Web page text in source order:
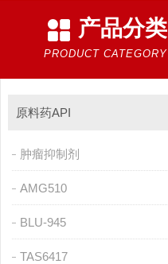
产品分类
PRODUCT CATEGORY
原料药API
肿瘤抑制剂
AMG510
BLU-945
TAS6417